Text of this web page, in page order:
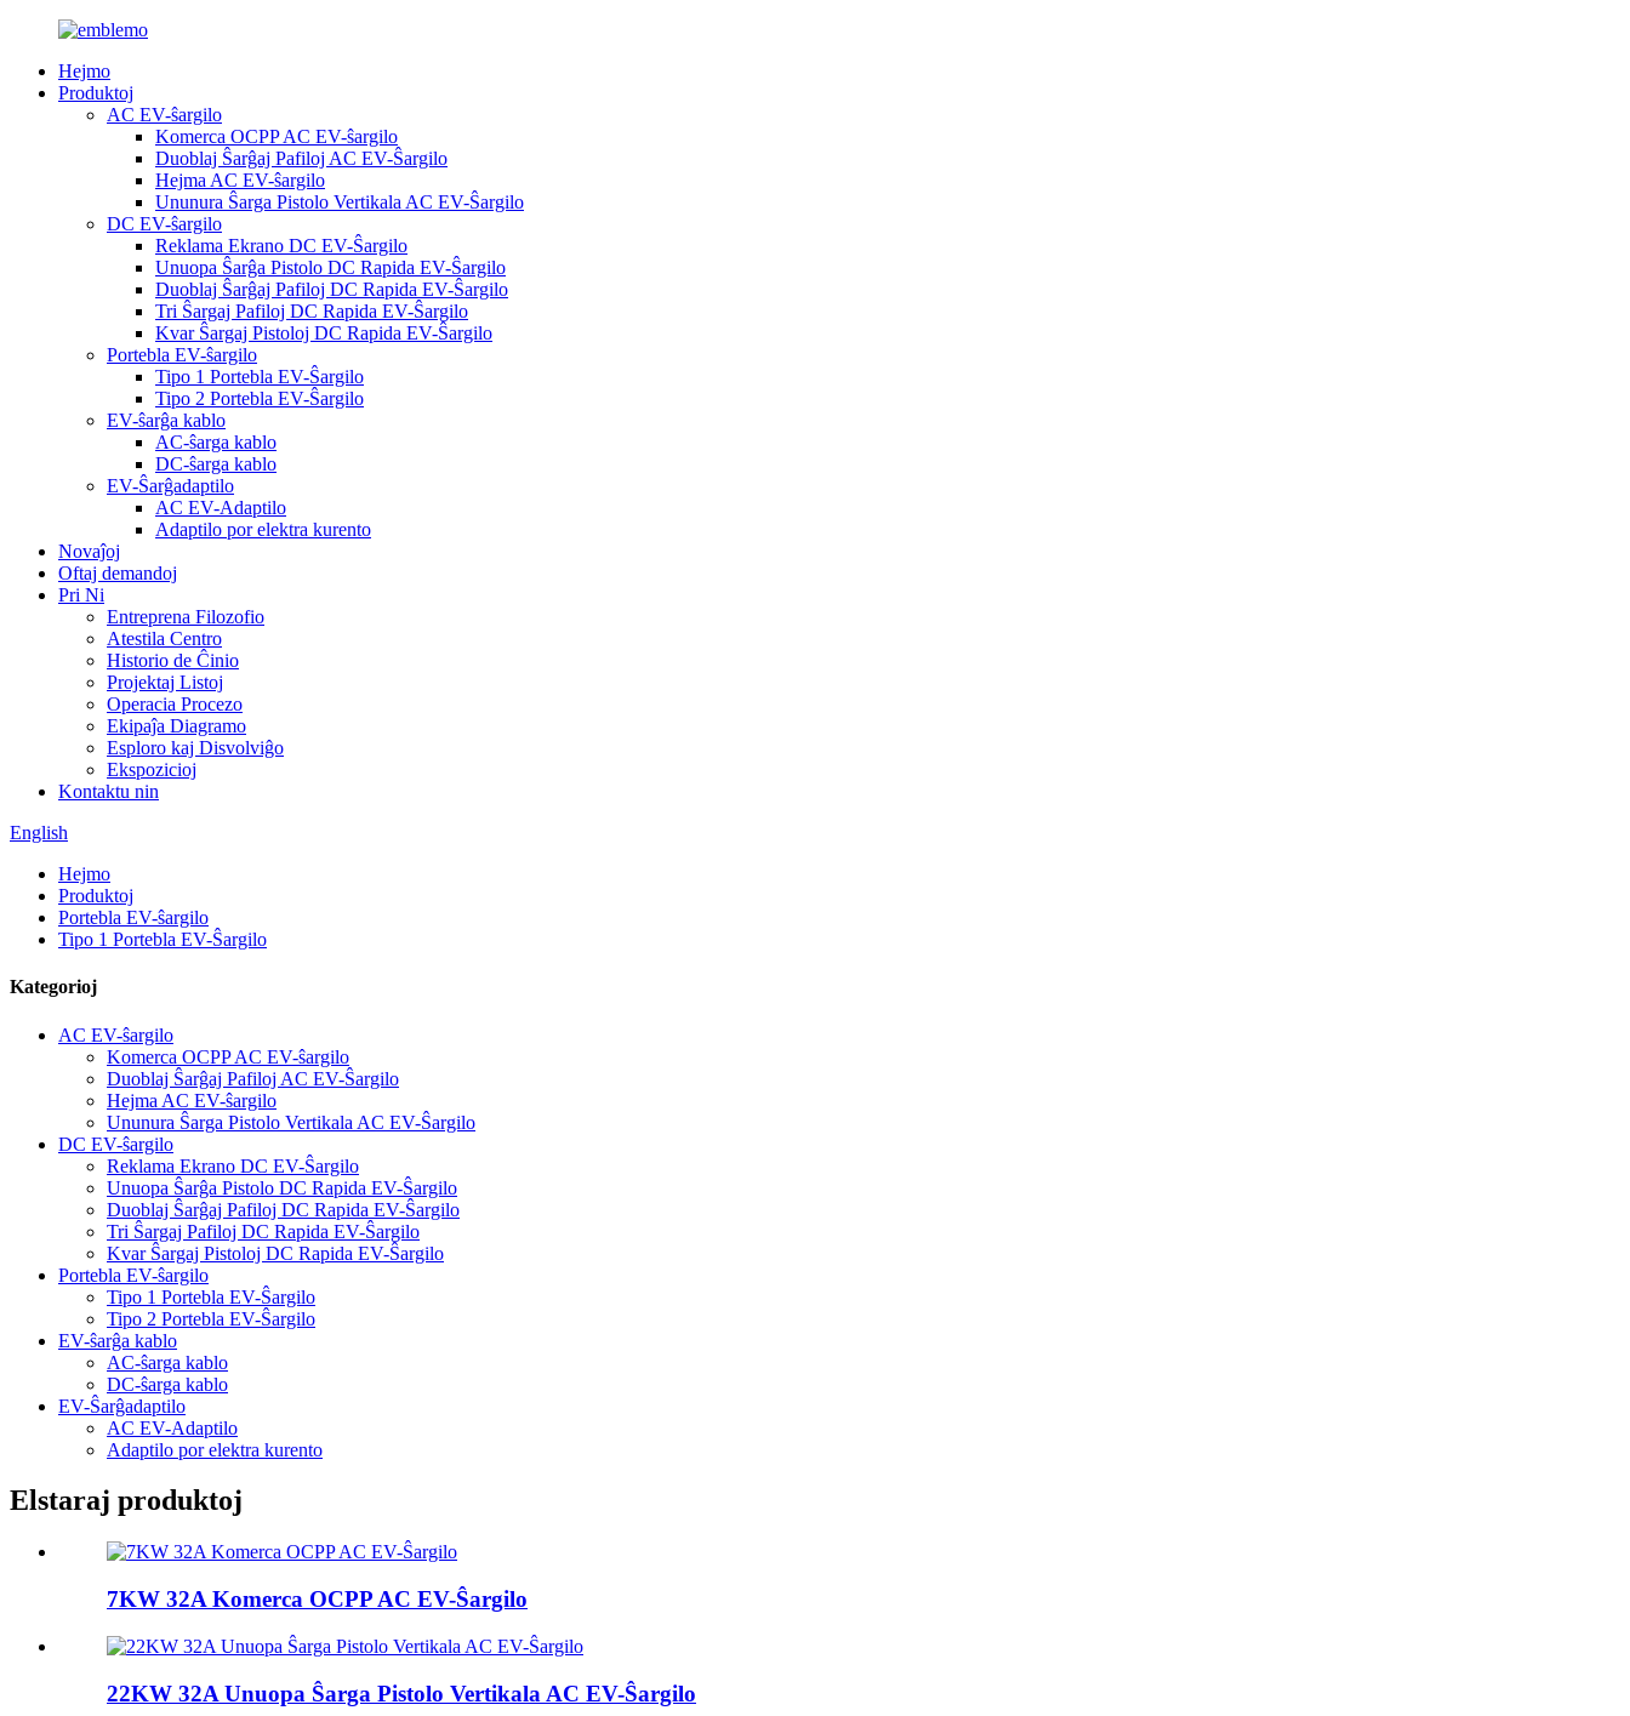
Hejmo
Produktoj
AC EV-ŝargilo
Komerca OCPP AC EV-ŝargilo
Duoblaj Ŝarĝaj Pafiloj AC EV-Ŝargilo
Hejma AC EV-ŝargilo
Ununura Ŝarga Pistolo Vertikala AC EV-Ŝargilo
DC EV-ŝargilo
Reklama Ekrano DC EV-Ŝargilo
Unuopa Ŝarĝa Pistolo DC Rapida EV-Ŝargilo
Duoblaj Ŝarĝaj Pafiloj DC Rapida EV-Ŝargilo
Tri Ŝargaj Pafiloj DC Rapida EV-Ŝargilo
Kvar Ŝargaj Pistoloj DC Rapida EV-Ŝargilo
Portebla EV-ŝargilo
Tipo 1 Portebla EV-Ŝargilo
Tipo 2 Portebla EV-Ŝargilo
EV-ŝarĝa kablo
AC-ŝarga kablo
DC-ŝarga kablo
EV-Ŝarĝadaptilo
AC EV-Adaptilo
Adaptilo por elektra kurento
Novaĵoj
Oftaj demandoj
Pri Ni
Entreprena Filozofio
Atestila Centro
Historio de Ĉinio
Projektaj Listoj
Operacia Procezo
Ekipaĵa Diagramo
Esploro kaj Disvolviĝo
Ekspozicioj
Kontaktu nin
English
Hejmo
Produktoj
Portebla EV-ŝargilo
Tipo 1 Portebla EV-Ŝargilo
Kategorioj
AC EV-ŝargilo
Komerca OCPP AC EV-ŝargilo
Duoblaj Ŝarĝaj Pafiloj AC EV-Ŝargilo
Hejma AC EV-ŝargilo
Ununura Ŝarga Pistolo Vertikala AC EV-Ŝargilo
DC EV-ŝargilo
Reklama Ekrano DC EV-Ŝargilo
Unuopa Ŝarĝa Pistolo DC Rapida EV-Ŝargilo
Duoblaj Ŝarĝaj Pafiloj DC Rapida EV-Ŝargilo
Tri Ŝargaj Pafiloj DC Rapida EV-Ŝargilo
Kvar Ŝargaj Pistoloj DC Rapida EV-Ŝargilo
Portebla EV-ŝargilo
Tipo 1 Portebla EV-Ŝargilo
Tipo 2 Portebla EV-Ŝargilo
EV-ŝarĝa kablo
AC-ŝarga kablo
DC-ŝarga kablo
EV-Ŝarĝadaptilo
AC EV-Adaptilo
Adaptilo por elektra kurento
Elstaraj produktoj
7KW 32A Komerca OCPP AC EV-Ŝargilo
22KW 32A Unuopa Ŝarga Pistolo Vertikala AC EV-Ŝargilo